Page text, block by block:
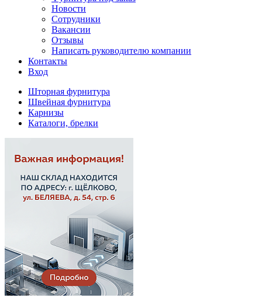
Новости
Сотрудники
Вакансии
Отзывы
Написать руководителю компании
Контакты
Вход
Шторная фурнитура
Швейная фурнитура
Карнизы
Каталоги, брелки